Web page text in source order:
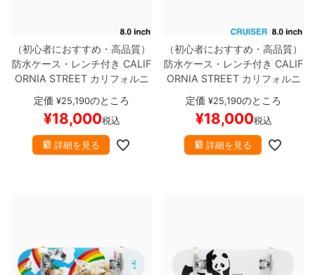
（初心者におすすめ・高品質）
防水ケース・レンチ付き CALIF
ORNIA STREETカリフォルニ
アストリート
スケートボード完成品 SIMP
LE CLEAR 8.0スケートボード
スケボー
定価 ¥25,190のところ
¥18,000税込
詳細を見る
（初心者におすすめ・高品質）
防水ケース・レンチ付き CALIF
ORNIA STREETカリフォルニ
アストリート
スケートボード完成品 SIMP
LE CLEAR CRUISER 8.0（クル
ーザー）スケートボード スケ
ボー
定価 ¥25,190のところ
¥18,000税込
詳細を見る